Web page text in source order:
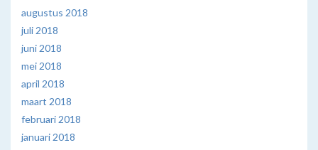
augustus 2018
juli 2018
juni 2018
mei 2018
april 2018
maart 2018
februari 2018
januari 2018